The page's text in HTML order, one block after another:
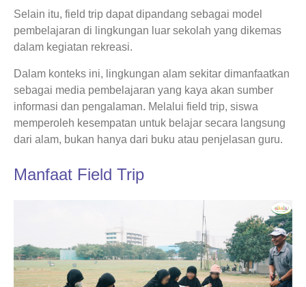
Selain itu, field trip dapat dipandang sebagai model
pembelajaran di lingkungan luar sekolah yang dikemas
dalam kegiatan rekreasi.
Dalam konteks ini, lingkungan alam sekitar dimanfaatkan
sebagai media pembelajaran yang kaya akan sumber
informasi dan pengalaman. Melalui field trip, siswa
memperoleh kesempatan untuk belajar secara langsung
dari alam, bukan hanya dari buku atau penjelasan guru.
Manfaat Field Trip